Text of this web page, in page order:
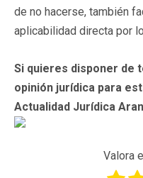
de no hacerse, también
aplicabilidad directa por
Si quieres disponer de
opinión jurídica para
Actualidad Jurídica
Valora